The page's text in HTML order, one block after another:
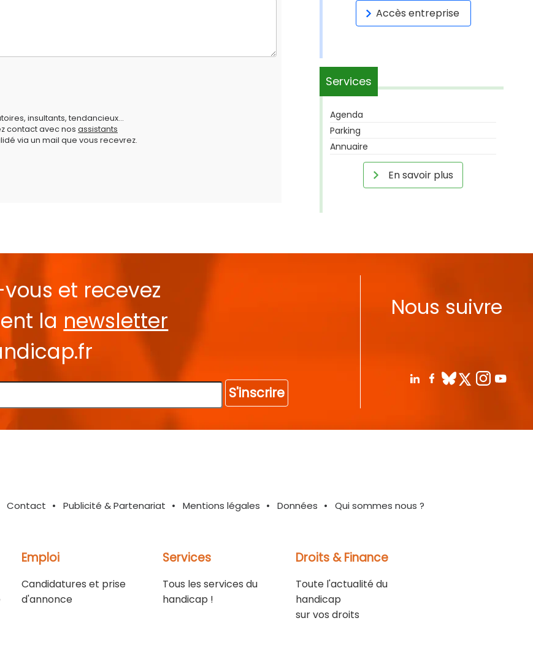
insultants, tendancieux...
contact avec nos assistants
via un mail que vous recevrez.
Accès entreprise
Services
Agenda
Parking
Annuaire
En savoir plus
et recevez
la newsletter
S'inscrire
Nous suivre
Contact Publicité & Partenariat Mentions légales Données Qui sommes nous ?
Emploi
Candidatures et prise
d'annonce
Services
Tous les services du
handicap !
Droits & Finance
Toute l'actualité du
handicap
sur vos droits